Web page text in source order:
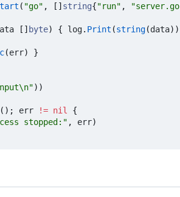
( "go" , [] string{"run" ,
[] byte) { log. Print (string(data))
(err)
}
))
(); err != nil
{
stopped:" , err)